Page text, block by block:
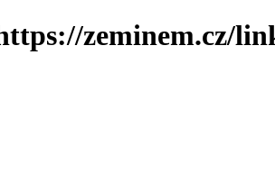
zeminem.cz/